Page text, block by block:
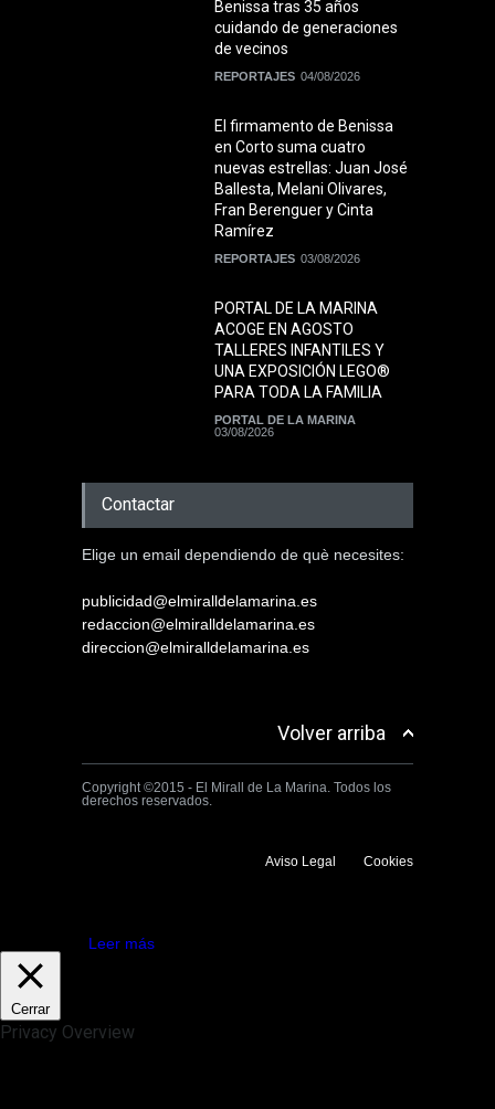
Benissa tras 35 años
cuidando de generaciones
de vecinos
REPORTAJES 04/08/2026
El firmamento de Benissa
en Corto suma cuatro
nuevas estrellas: Juan José
Ballesta, Melani Olivares,
Fran Berenguer y Cinta
Ramírez
REPORTAJES 03/08/2026
PORTAL DE LA MARINA
ACOGE EN AGOSTO
TALLERES INFANTILES Y
UNA EXPOSICIÓN LEGO®
PARA TODA LA FAMILIA
PORTAL DE LA MARINA
03/08/2026
Contactar
Elige un email dependiendo de què necesites:
publicidad@elmiralldelamarina.es
redaccion@elmiralldelamarina.es
direccion@elmiralldelamarina.es
Volver arriba
Copyright ©2015 - El Mirall de La Marina. Todos los
derechos reservados.
Aviso Legal Cookies
Leer más
Cerrar
Privacy Overview